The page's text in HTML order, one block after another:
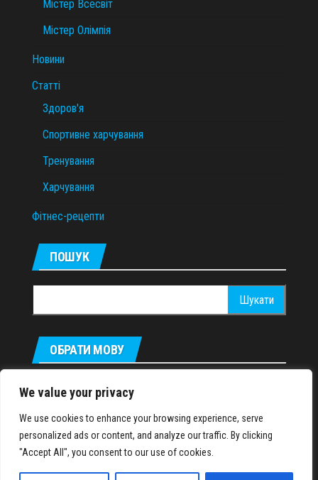
We value your privacy
We use cookies to enhance your browsing experience, serve
personalized ads or content, and analyze our traffic. By clicking
"Accept All", you consent to our use of cookies.
Містер Всесвіт
Містер Олімпія
Новини
Статті
Здоров'я
Спортивне харчування
Тренування
Харчування
Фітнес-рецепти
ПОШУК
ОБРАТИ МОВУ
Русский
IronMuscles.org© 2018-2023